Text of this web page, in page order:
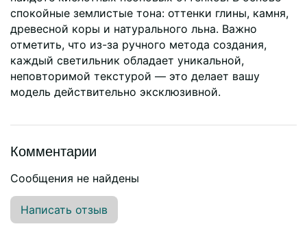
спокойные землистые тона: оттенки глины, камня,
древесной коры и натурального льна. Важно
отметить, что из-за ручного метода создания,
каждый светильник обладает уникальной,
неповторимой текстурой — это делает вашу
модель действительно эксклюзивной.
Комментарии
Сообщения не найдены
Написать отзыв